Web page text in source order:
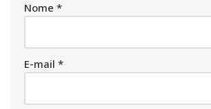
Nome *
E-mail *